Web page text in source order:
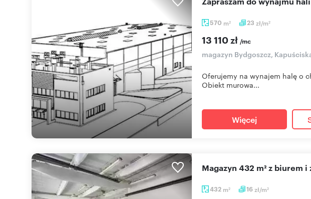
570 m2 23 zł/m2
13 110 zł /mc
magazyn Bydgoszcz,
Oferujemy na wynajem halę o
Obiekt murowa...
Więcej
432 m2 16zł/m2
Magazyn 432 m² z